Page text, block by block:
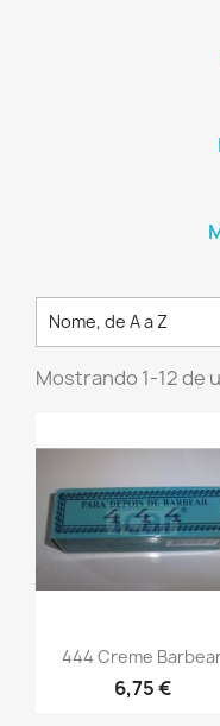
Nome, de A a Z
Mostrando 1-12 de
444 Creme
6,75 €